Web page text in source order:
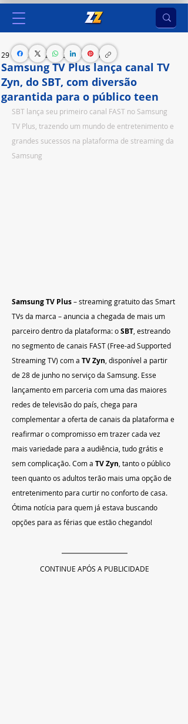
Samsung TV Plus lança canal TV
Zyn, do SBT, com diversão
garantida para o público teen
29 de jun. de 2023 3 min de leitura
SBT lança seu primeiro canal FAST no Samsung
TV Plus, trazendo um mundo de entretenimento e
grandes sucessos na plataforma de streaming da
Samsung
Samsung TV Plus – streaming gratuito das Smart
TVs da marca – anuncia a chegada de mais um
parceiro dentro da plataforma: o SBT , estreando
no segmento de canais FAST (Free-ad Supported
Streaming TV) com a TV Zyn , disponível a partir
de 28 de junho no serviço da Samsung. Esse
lançamento em parceria com uma das maiores
redes de televisão do país, chega para
complementar a oferta de canais da plataforma e
reafirmar o compromisso em trazer cada vez
mais variedade para a audiência, tudo grátis e
sem complicação. Com a TV Zyn , tanto o público
teen quanto os adultos terão mais uma opção de
entretenimento para curtir no conforto de casa.
Ótima notícia para quem já estava buscando
opções para as férias que estão chegando!
CONTINUE APÓS A PUBLICIDADE